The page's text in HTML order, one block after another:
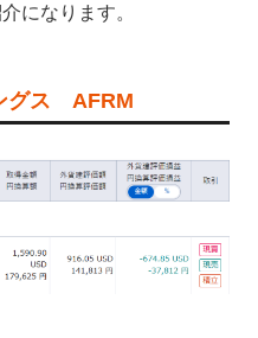
になります。
グス AFRM